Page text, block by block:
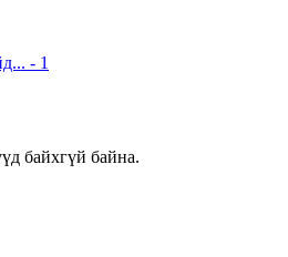
- 1
байхгүй байна.